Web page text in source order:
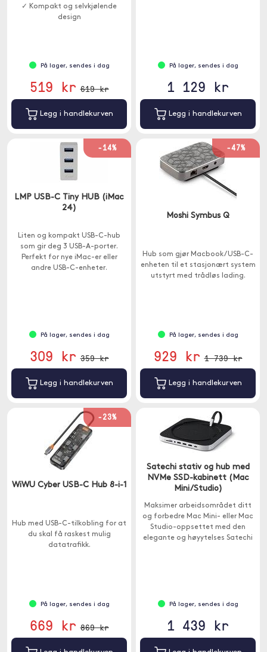
✓ Kompakt og selvkjølende
design
På lager, sendes i dag
519 kr 619 kr
Legg i handlekurven
På lager, sendes i dag
1 129 kr
Legg i handlekurven
-14%
LMP USB-C Tiny HUB (iMac
24)
Liten og kompakt USB-C-hub
som gir deg 3 USB-A-porter.
Perfekt for nye iMac-er eller
andre USB-C-enheter.
På lager, sendes i dag
309 kr 359 kr
Legg i handlekurven
-47%
Moshi Symbus Q
Hub som gjør Macbook / USB-C-
enheten til et stasjonært system
utstyrt med trådløs lading.
På lager, sendes i dag
929 kr 1 739 kr
Legg i handlekurven
-23%
WiWU Cyber USB-C Hub 8-i-1
Hub med USB-C-tilkobling for at
du skal få raskest mulig
datatrafikk.
På lager, sendes i dag
669 kr 869 kr
Satechi stativ og hub med
NVMe SSD-kabinett (Mac
Mini/Studio)
Maksimer arbeidsområdet ditt
og forbedre Mac Mini- eller Mac
Studio-oppsettet med den
elegante og høyytelses Satechi
På lager, sendes i dag
1 439 kr